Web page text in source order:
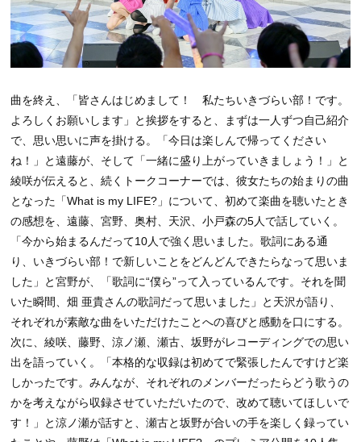
曲を終え、「皆さんはじめまして！ 私たちいきづらい部！です。
よろしくお願いします」と挨拶をすると、まずは一人ずつ自己紹介
で、思い思いに声を掛ける。「今日は楽しんで帰ってください
ね！」と遠藤が、そして「一緒に盛り上がっていきましょう！」と
綾咲が伝えると、続くトークコーナーでは、彼女たちの始まりの曲
となった「What is my LIFE?」について、初めて楽曲を聴いたとき
の感想を、遠藤、宮野、奥村、天沢、小戸森の5人で話していく。
「今から始まるんだって10人で強く思いました。歌詞にある通
り、いきづらい部！で新しいことをどんどんできたらなって思いま
した」と宮野が、「歌詞に“僕ら”って入っているんです。それを聞
いた瞬間、畑 亜貴さんの歌詞だって思いました」と天沢が語り、
それぞれが素敵な曲をいただけたことへの喜びと感動を口にする。
次に、綾咲、藤野、涼ノ瀬、瀬古、坂野がレコーディングでの思い
出を語っていく。「本格的な収録は初めてで緊張したんですけど楽
しかったです。みんなが、それぞれのメンバーだったらどう歌うの
かを考えながら収録させていただいたので、改めて聴いてほしいで
す！」と涼ノ瀬が話すと、瀬古と坂野が合いの手を楽しく録ってい